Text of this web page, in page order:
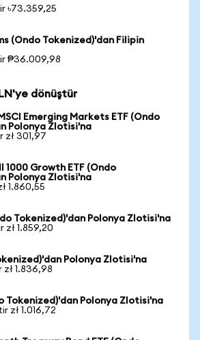
৳73.359,25
(Ondo Tokenized)'dan Filipin
₱36.009,98
dönüştür
Emerging Markets ETF (Ondo
Polonya Zlotisi'na
zł 301,97
1000 Growth ETF (Ondo
Polonya Zlotisi'na
1.860,55
Tokenized)'dan Polonya Zlotisi'na
zł 1.859,20
Polonya Zlotisi'na
1.836,98
Tokenized)'dan Polonya Zlotisi'na
zł 1.016,72